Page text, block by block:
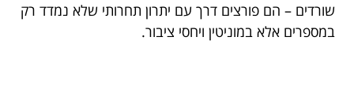
שורדים – הם פורצים דרך עם יתרון תחרותי שלא נמדד רק
במספרים אלא במוניטין ויחסי ציבור.